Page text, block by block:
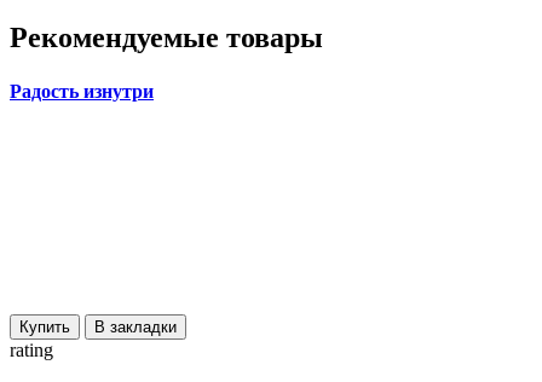
Рекомендуемые товары
Радость изнутри
Купить В закладки
rating